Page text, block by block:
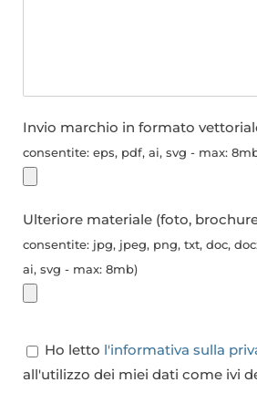
Invio marchio in formato
consentite: eps, pdf, ai, svg - max:
Ulteriore materiale (foto,
consentite: jpg, jpeg, png, txt, doc,
ai, svg - max: 8mb)
Ho letto l'informativa sulla
all'utilizzo dei miei dati come ivi